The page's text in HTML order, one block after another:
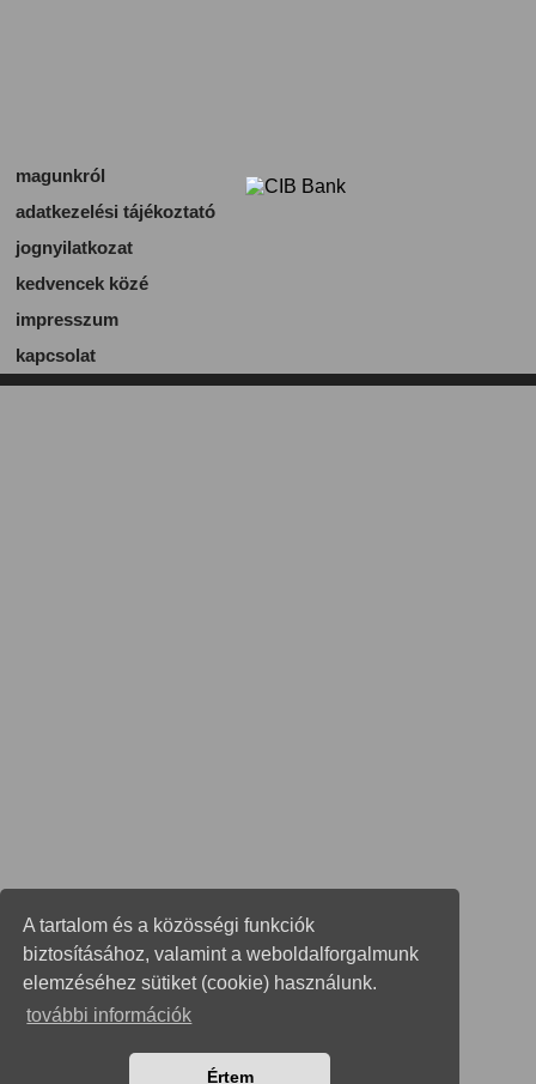
A tartalom és a közösségi funkciók
biztosításához, valamint a weboldalforgalmunk
elemzéséhez sütiket (cookie) használunk.
további információk
Értem
magunkról
adatkezelési tájékoztató
jognyilatkozat
kedvencek közé
impresszum
kapcsolat